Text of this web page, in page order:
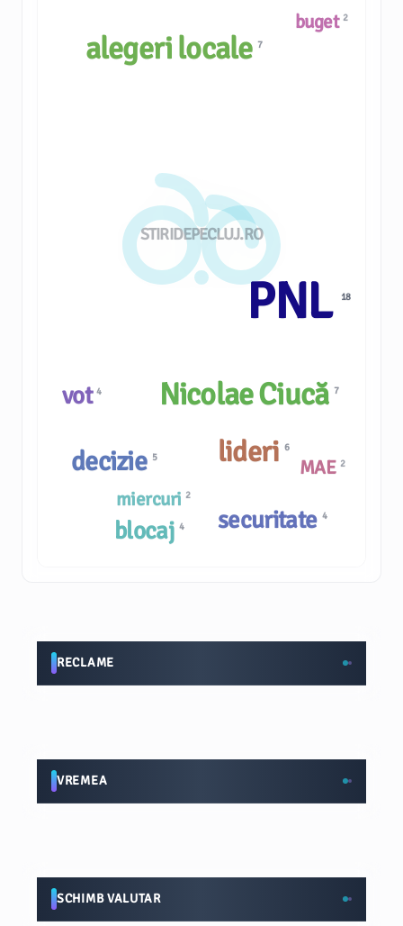
STIRIDEPECLUJ.RO
securitate 4
PNL 18
Nicolae Ciucă7
MAE 2
decizie 5
miercuri 2
alegeri locale7
vot4
buget 2
lideri6
blocaj4
RECLAME
VREMEA
SCHIMB VALUTAR